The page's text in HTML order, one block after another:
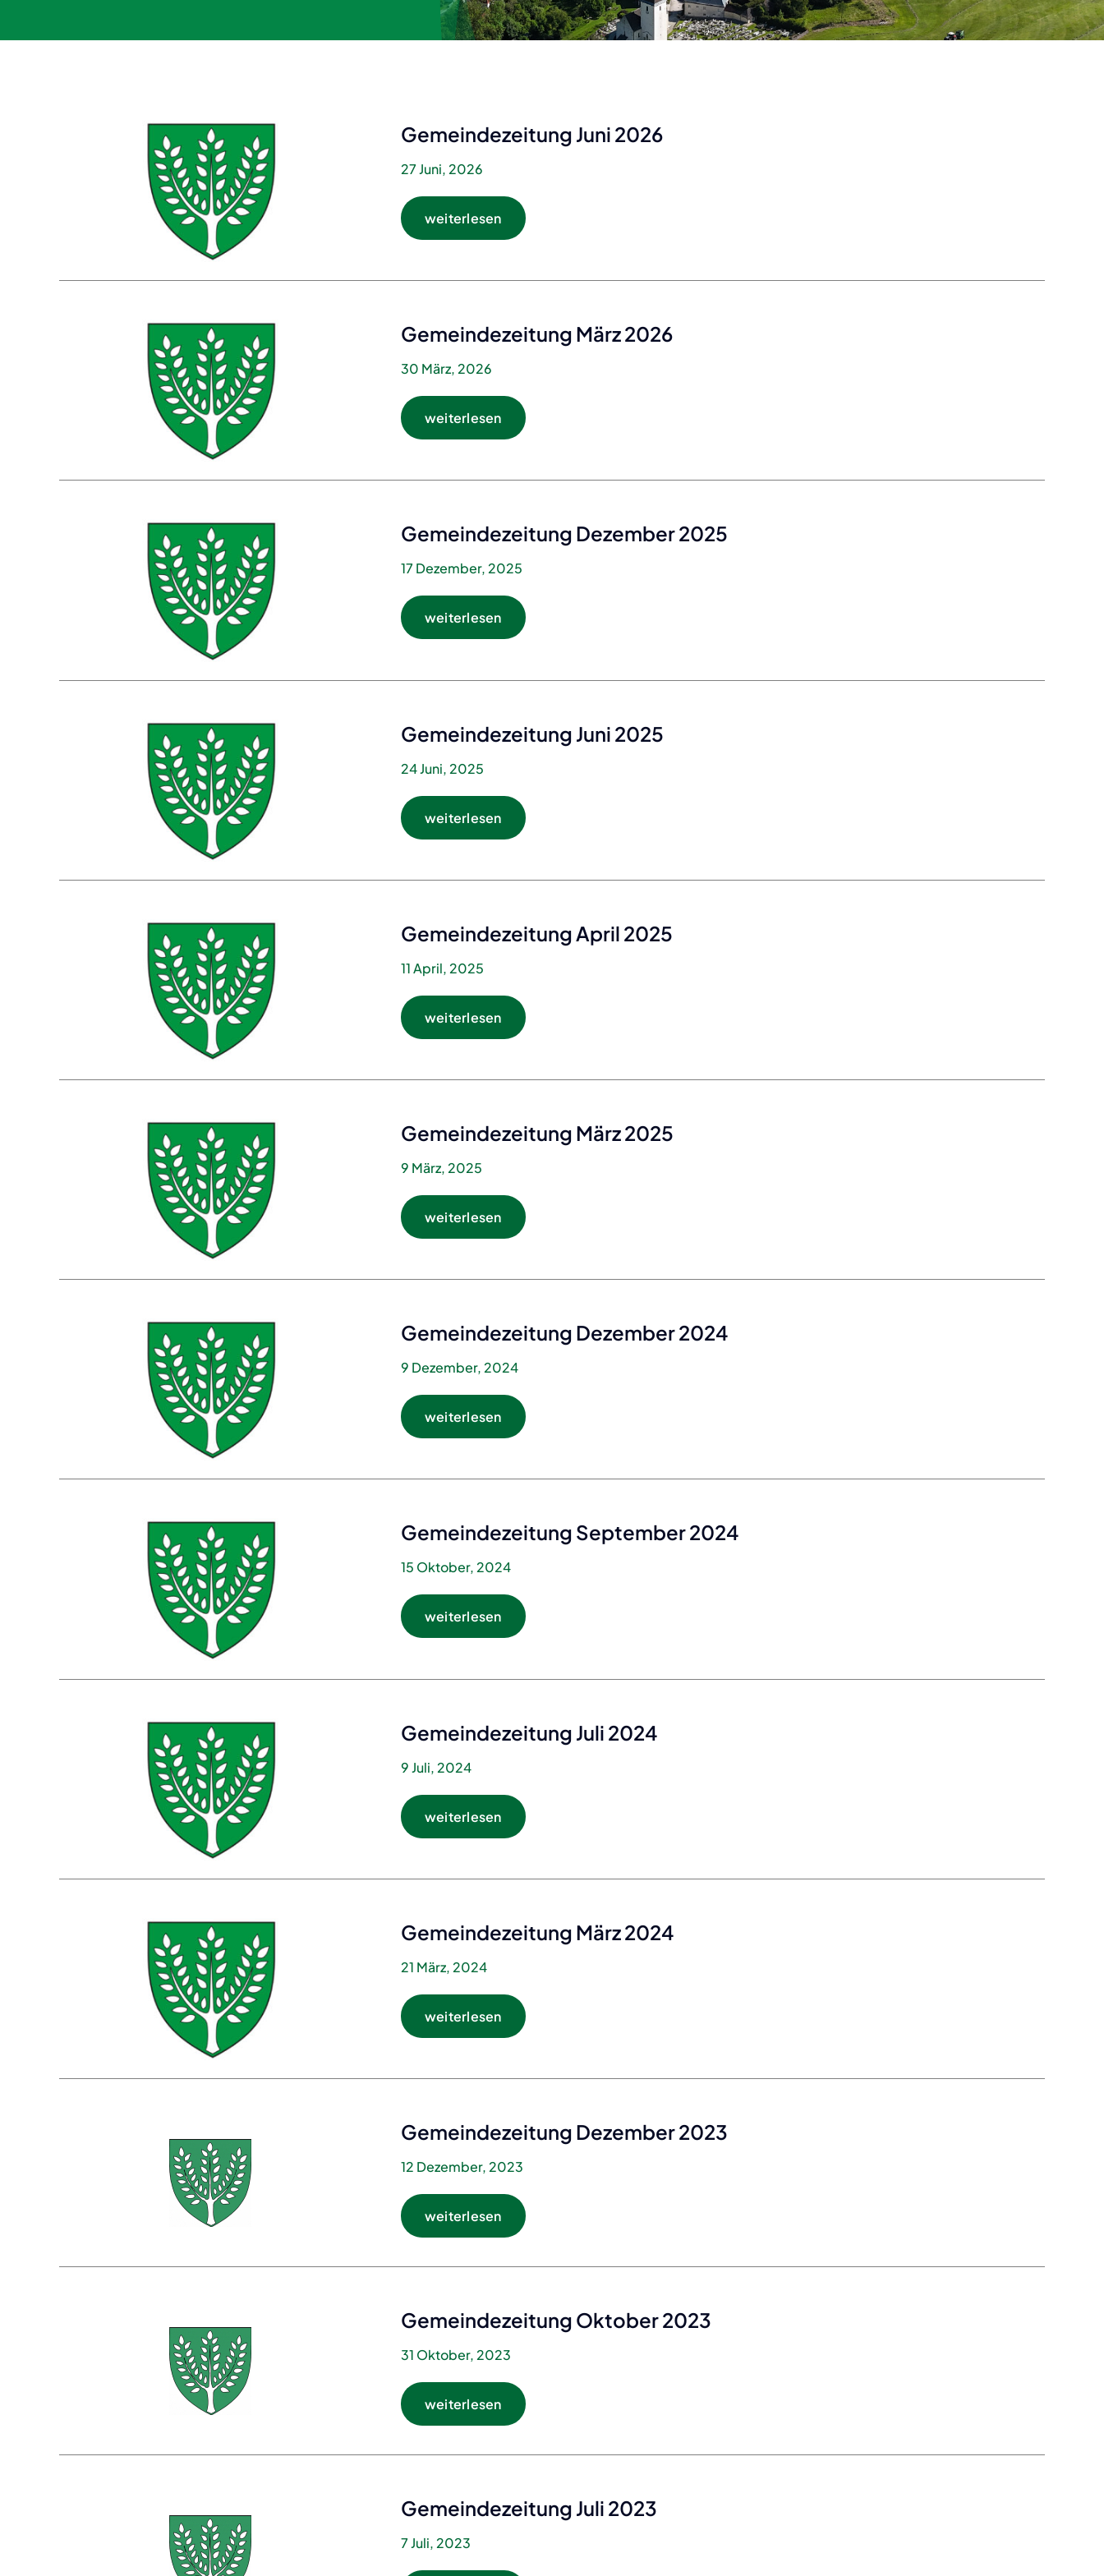
Hausnamen in Eschenau
Gemeindezeitung
Verordnungen
Voranschlag &
Gebarungseinschau
Zukunftschancen
Reisepass, Personalausweis &
ID-Austria
Gemeindezeitung Juni 2026
27 Juni, 2026
weiterlesen
Gemeindezeitung März 2026
30 März, 2026
weiterlesen
Gemeindezeitung Dezember 2025
17 Dezember, 2025
weiterlesen
Gemeindezeitung Juni 2025
24 Juni, 2025
weiterlesen
Gemeindezeitung April 2025
11 April, 2025
weiterlesen
Gemeindezeitung März 2025
9 März, 2025
weiterlesen
Gemeindezeitung Dezember 2024
9 Dezember, 2024
weiterlesen
Gemeindezeitung September 2024
15 Oktober, 2024
weiterlesen
Gemeindezeitung Juli 2024
9 Juli, 2024
weiterlesen
Gemeindezeitung März 2024
21 März, 2024
weiterlesen
Gemeindezeitung Dezember 2023
12 Dezember, 2023
weiterlesen
Gemeindezeitung Oktober 2023
31 Oktober, 2023
weiterlesen
Gemeindezeitung Juli 2023
7 Juli, 2023